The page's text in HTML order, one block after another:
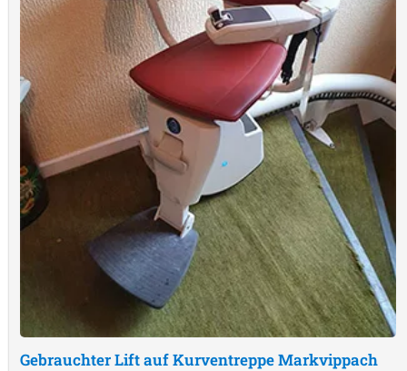
Gebrauchter Lift auf KurventreppeMarkvippach